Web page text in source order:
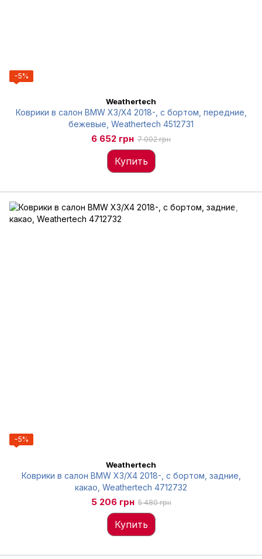
−5%
Weathertech
Коврики в салон BMW X3/X4 2018-, с бортом, передние,
бежевые, Weathertech 4512731
6 652 грн 7 002 грн
Купить
−5%
Weathertech
Коврики в салон BMW X3/X4 2018-, с бортом, задние,
какао, Weathertech 4712732
5 206 грн 5 480 грн
Купить